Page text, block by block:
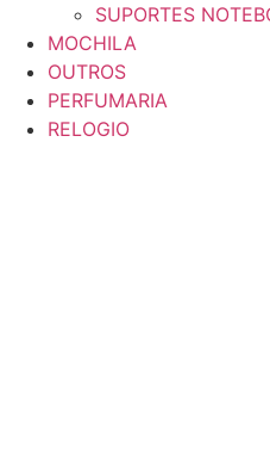
SUPORTES
MOCHILA
OUTROS
PERFUMARIA
RELOGIO